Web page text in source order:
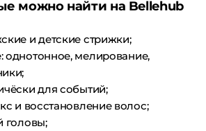
можно найти на Bellehub
и детские стрижки;
однотонное, мелирование,
для событий;
и восстановление волос;
головы;